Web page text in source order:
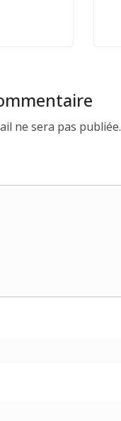
ne sera pas publiée.